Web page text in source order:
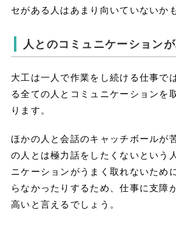
セがある人はあまり向いていないか
人とのコミュニケーション
大工は一人で作業をし続ける仕事で
る全ての人とコミュニケーションを
ります。
ほかの人と会話のキャッチボールが
の人とは極力話をしたくないという
ニケーションがうまく取れないため
らなかったりするため、仕事に支障
高いと言えるでしょう。